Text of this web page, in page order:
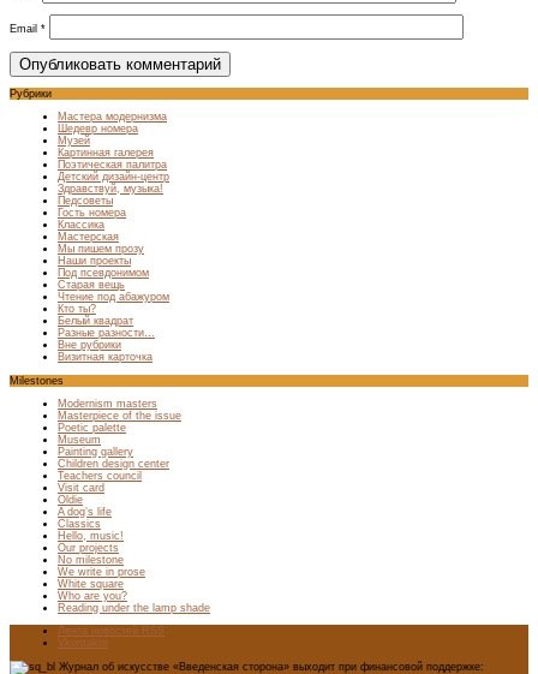
Email *
Рубрики
Мастера модернизма
Шедевр номера
Музей
Картинная галерея
Поэтическая палитра
Детский дизайн-центр
Здравствуй, музыка!
Педсоветы
Гость номера
Классика
Мастерская
Мы пишем прозу
Наши проекты
Под псевдонимом
Старая вещь
Чтение под абажуром
Кто ты?
Белый квадрат
Разные разности…
Вне рубрики
Визитная карточка
Milestones
Modernism masters
Masterpiece of the issue
Poetic palette
Museum
Painting gallery
Children design center
Teachers council
Visit card
Oldie
A dog’s life
Classics
Hello, music!
Our projects
No milestone
We write in prose
White square
Who are you?
Reading under the lamp shade
Лента новостей RSS
Vkontakte
Журнал об искусстве «Введенская сторона» выходит при финансовой поддержке: